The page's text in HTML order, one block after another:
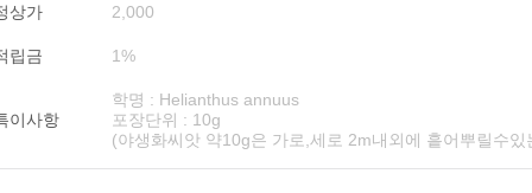
상가 2,000
립금 1%
이사항
학명 : Helianthus annuus
포장단위 : 10g
(야생화씨앗 약10g은 가로,세로 2m내외에 흩어뿌릴수있